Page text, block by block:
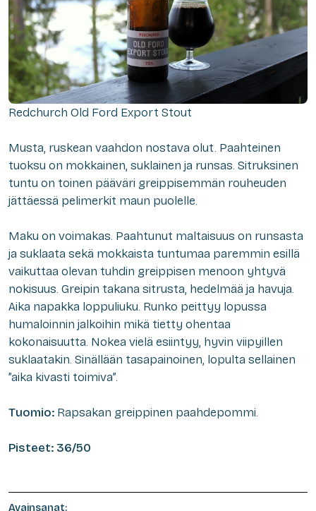
Redchurch Old Ford Export Stout
Musta, ruskean vaahdon nostava olut. Paahteinen
tuoksu on mokkainen, suklainen ja runsas. Sitruksinen
tuntu on toinen pääväri greippisemmän rouheuden
jättäessä pelimerkit maun puolelle.
Maku on voimakas. Paahtunut maltaisuus on runsasta
ja suklaata sekä mokkaista tuntumaa paremmin esillä
vaikuttaa olevan tuhdin greippisen menoon yhtyvä
nokisuus. Greipin takana sitrusta, hedelmää ja havuja.
Aika napakka loppuliuku. Runko peittyy lopussa
humaloinnin jalkoihin mikä tietty ohentaa
kokonaisuutta. Nokea vielä esiintyy, hyvin viipyillen
suklaatakin. Sinällään tasapainoinen, lopulta sellainen
”aika kivasti toimiva”.
Tuomio: Rapsakan greippinen paahdepommi.
Pisteet: 36/50
Avainsanat: